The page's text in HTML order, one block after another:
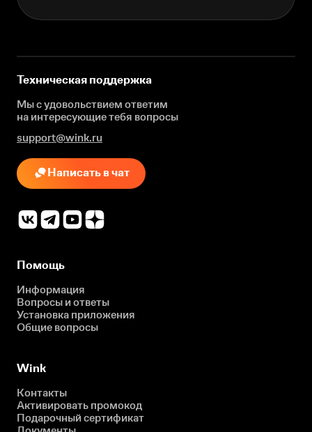
Техническая поддержка
Мы с удовольствием ответим
на интересующиетебя вопросы
support@wink.ru
Написать в чат
Помощь
Информация
Вопросы и ответы
Установка приложения
Общие вопросы
Wink
Контакты
Активировать промокод
Подарочный сертификат